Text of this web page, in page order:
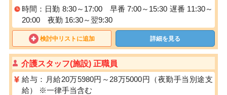
時間：日勤 8:30～17:00 早番 7:00～15:30 遅番 11:30～
20:00 夜勤 16:30～翌9:30
検討中リストに追加 詳細を見る
介護スタッフ(施設) 正職員
給与：月給20万5980円～28万5000円（夜勤手当別途支
給） ※一律手当含む